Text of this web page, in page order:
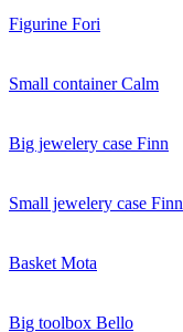
Figurine Fori
Small container Calm
Big jewelery case Finn
Small jewelery case Finn
Basket Mota
Big toolbox Bello